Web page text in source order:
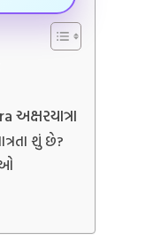
શું છે?